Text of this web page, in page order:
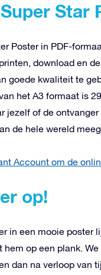
Star
Poster in PDF-
download en
goede kwaliteit te
het A3 formaat is
jezelf of de
de hele wereld
Account om de
op!
in een mooie
hem op een plank.
dan na verloop van